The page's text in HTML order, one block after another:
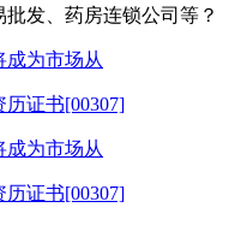
发、药房连锁公司等？
成为市场从
证书[00307]
成为市场从
证书[00307]